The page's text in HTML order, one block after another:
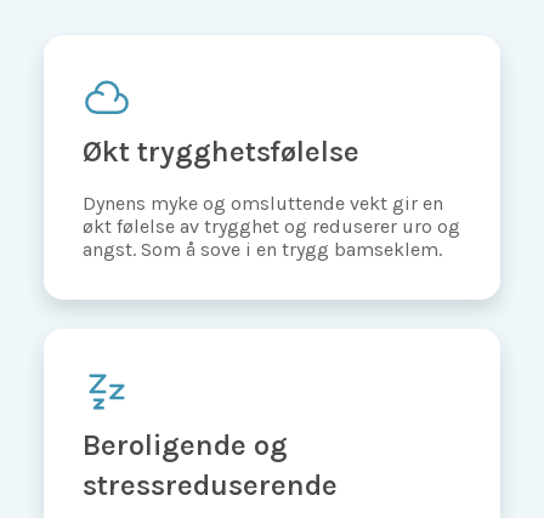
Økt trygghetsfølelse
Dynens myke og omsluttende vekt gir en
økt følelse av trygghet og reduserer uro og
angst. Som å sove i en trygg bamseklem.
Beroligende og
stressreduserende